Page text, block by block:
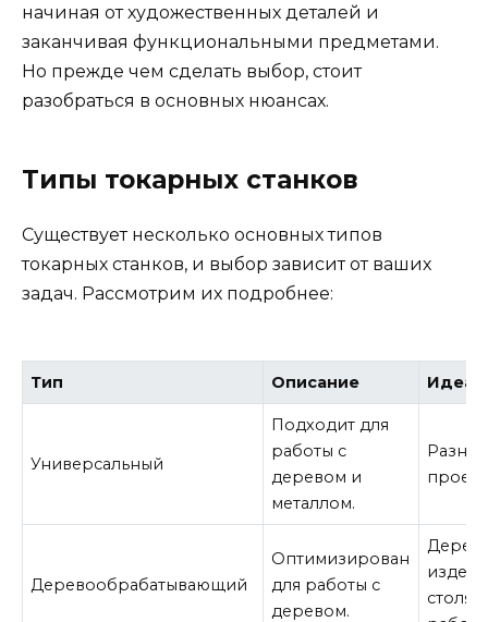
начиная от художественных деталей и
заканчивая функциональными предметами.
Но прежде чем сделать выбор, стоит
разобраться в основных нюансах.
Типы токарных станков
Существует несколько основных типов
токарных станков, и выбор зависит от ваших
задач. Рассмотрим их подробнее:
Тип Описание
Универсальный
Подходит для
работы с
деревом и
металлом.
Деревообрабатывающий
Оптимизирован
для работы с
деревом.